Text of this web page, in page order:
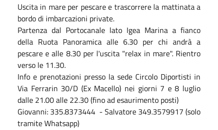
Uscita in mare per pescare e trascorrere la mattinata a
bordo di imbarcazioni private.
Partenza dal Portocanale lato Igea Marina a fianco
della Ruota Panoramica alle 6.30 per chi andrà a
pescare e alle 8.30 per l'uscita "relax in mare". Rientro
verso le 11.30.
Info e prenotazioni presso la sede Circolo Diportisti in
Via Ferrarin 30/D (Ex Macello) nei giorni 7 e 8 luglio
dalle 21.00 alle 22.30 (fino ad esaurimento posti)
Giovanni: 335.8373444 - Salvatore 349.3579917 (solo
tramite Whatsapp)